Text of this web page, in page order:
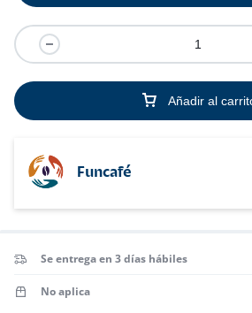
Añadir al
Funcafé
Se entrega en 3 días hábiles
No aplica